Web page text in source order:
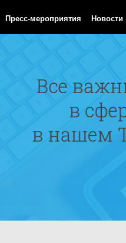
Пресс-мероприятия Новости